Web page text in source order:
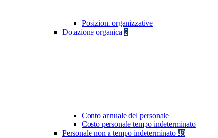
Posizioni organizzative
Dotazione organica 2
Conto annuale del personale
Costo personale tempo indeterminato
Personale non a tempo indeterminato 48